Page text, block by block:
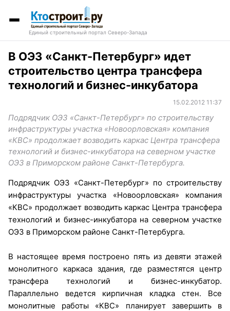
Единый строительный портал Северо-Запада
В ОЭЗ «Санкт-Петербург» идет
строительство центра трансфера
технологий и бизнес-инкубатора
15.02.2012 11:37
Подрядчик ОЭЗ «Санкт-Петербург» по строительству
инфраструктуры участка «Новоорловская» компания
«КВС» продолжает возводить каркас Центра трансфера
технологий и бизнес-инкубатора на северном участке
ОЭЗ в Приморском районе Санкт-Петербурга.
Подрядчик ОЭЗ «Санкт-Петербург» по строительству
инфраструктуры участка «Новоорловская» компания
«КВС» продолжает возводить каркас Центра трансфера
технологий и бизнес-инкубатора на северном участке
ОЭЗ в Приморском районе Санкт-Петербурга.
В настоящее время построено пять из девяти этажей
монолитного каркаса здания, где разместятся центр
трансфера технологий и бизнес-инкубатор.
Параллельно ведется кирпичная кладка стен. Все
монолитные работы «КВС» планирует завершить в